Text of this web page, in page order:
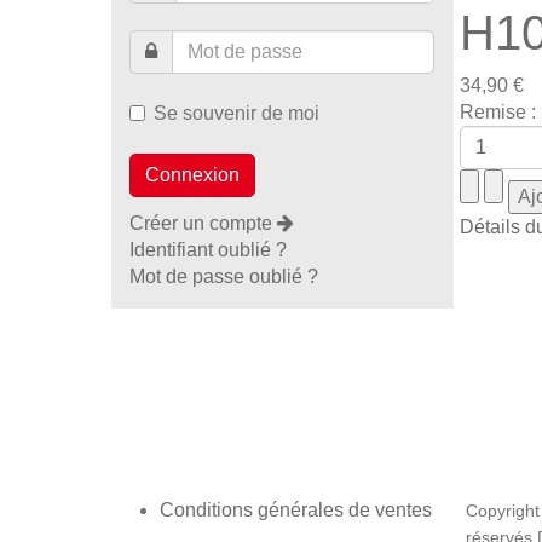
34,90 €
Remise :
Détails
Se souvenir de moi
Créer un compte
Identifiant oublié ?
Mot de passe oublié ?
Conditions générales de ventes
réservés